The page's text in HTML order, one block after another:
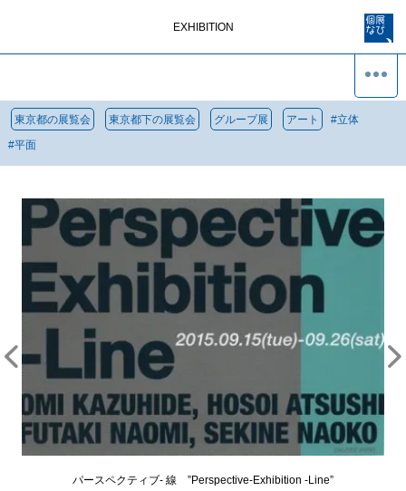
EXHIBITION
東京都の展覧会 東京都下の展覧会 グループ展 アート #立体
#平面
パースペクティブ- 線 ”Perspective-Exhibition -Line”
パースペクティブ- 線 ”Perspective-Exhibition -Line”
パースペクティブ- 線 ”Perspective-Exhibition -Line” 細井 篤
パースペクティブ- 線 ”Perspective-Exhibition -Line”
パースペクティブ- 線 ”Perspective-Exhibition -Line” 関根 直子